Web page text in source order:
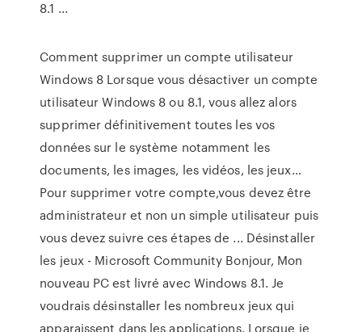
8.1 ...
Comment supprimer un compte utilisateur
Windows 8 Lorsque vous désactiver un compte
utilisateur Windows 8 ou 8.1, vous allez alors
supprimer définitivement toutes les vos
données sur le système notamment les
documents, les images, les vidéos, les jeux…
Pour supprimer votre compte,vous devez être
administrateur et non un simple utilisateur puis
vous devez suivre ces étapes de ... Désinstaller
les jeux - Microsoft Community Bonjour, Mon
nouveau PC est livré avec Windows 8.1. Je
voudrais désinstaller les nombreux jeux qui
apparaissent dans les applications. Lorsque je